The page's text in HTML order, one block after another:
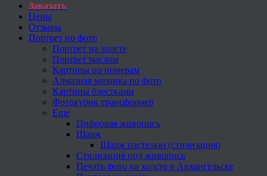
Заказать
Цены
Отзывы
Портрет по фото
Портрет на холсте
Портрет маслом
Картины по номерам
Алмазная мозаика по фото
Картины блестками
Фотокубик трансформер
Еще
Цифровая живопись
Шарж
Шарж пастелью (стилизация)
Стилизация под живопись
Печать фото на холсте в Архангельске